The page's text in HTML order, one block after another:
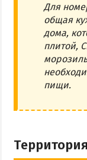
Для
общая
дома,
плитой,
пищи.